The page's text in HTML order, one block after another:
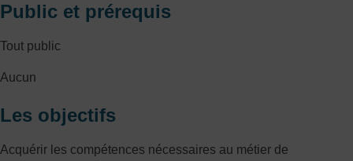
Public et prérequis
Tout public
Aucun
Les objectifs
Acquérir les compétences nécessaires au métier de